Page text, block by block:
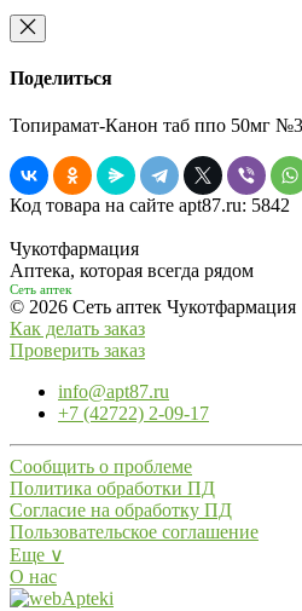
Поделиться
Топирамат-Канон таб ппо 50мг
Код товара на сайте apt87.ru: 5842
Чукотфармация
Аптека, которая всегда рядом
Сеть аптек
© 2026 Сеть аптек Чукотфармация
Как делать заказ
Проверить заказ
info@apt87.ru
+7 (42722) 2-09-17
Сообщить о проблеме
Политика обработки ПД
Согласие на обработку ПД
Пользовательское соглашение
Еще ∨
О нас